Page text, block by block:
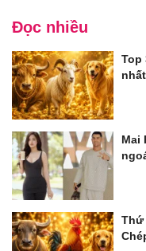
Đọc nhiều
Top
Mai
Thứ